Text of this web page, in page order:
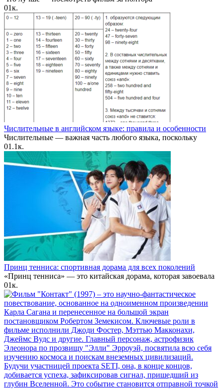
01к.
Числительные в английском языке: правила и особенности
Числительные — важная часть любого языка, поскольку
01.1к.
Принц тенниса: спортивная дорама для всех поколений
«Принц тенниса» — это китайская дорама, которая завоевала
01к.